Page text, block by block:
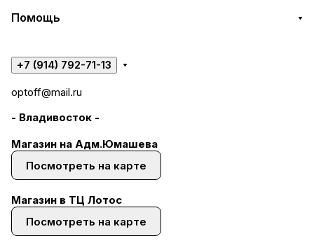
Помощь
+7 (914) 792-71-13
optoff@mail.ru
- Владивосток -
Магазин на Адм.Юмашева
Посмотреть на карте
Магазин в ТЦ Лотос
Посмотреть на карте